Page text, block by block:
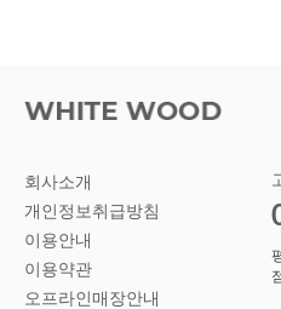
회사소개
개인정보취급방침
이용안내
이용약관
오프라인매장안내